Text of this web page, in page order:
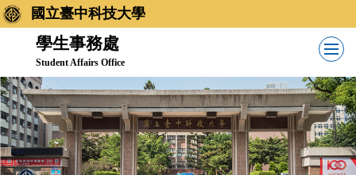
跳
到
內
容
區
國立臺中科技大學
學生事務處
Student Affairs Office